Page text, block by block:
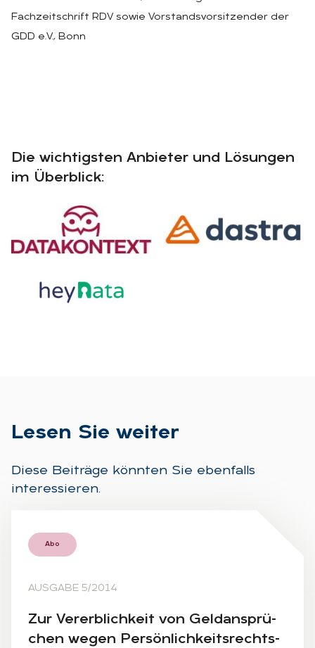
Die wichtigsten Anbieter und Lösungen
im Überblick:
Fachzeitschrift RDV sowie Vorstandsvorsitzender der
GDD e.V., Bonn
Le­sen Sie wei­ter
Diese Beiträge könnten Sie ebenfalls
interessieren.
Abo
AUSGABE 5/2014
Zur Ver­erb­lich­keit von Geld­an­sprü­
chen we­gen Per­sön­lich­keits­rechts­